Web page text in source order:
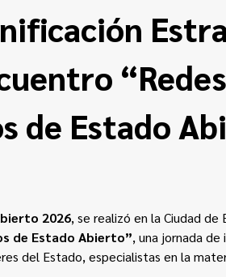
de Estado
2026, se realizó en la Ciudad
de Estado Abierto”, una jornada
del Estado, especialistas en la